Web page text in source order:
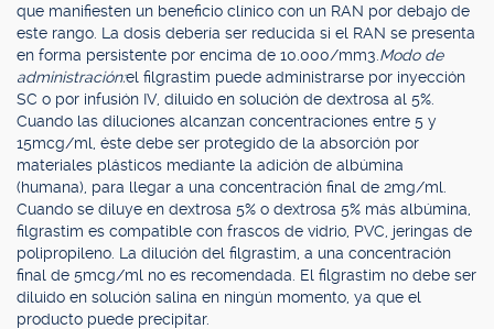
que manifiesten un beneficio clínico con un RAN por debajo de
este rango. La dosis debería ser reducida si el RAN se presenta
en forma persistente por encima de 10.000/mm3. Modo de
administración:el filgrastim puede administrarse por inyección
SC o por infusión IV, diluido en solución de dextrosa al 5%.
Cuando las diluciones alcanzan concentraciones entre 5 y
15mcg/ml, éste debe ser protegido de la absorción por
materiales plásticos mediante la adición de albúmina
(humana), para llegar a una concentración final de 2mg/ml.
Cuando se diluye en dextrosa 5% o dextrosa 5% más albúmina,
filgrastim es compatible con frascos de vidrio, PVC, jeringas de
polipropileno. La dilución del filgrastim, a una concentración
final de 5mcg/ml no es recomendada. El filgrastim no debe ser
diluido en solución salina en ningún momento, ya que el
producto puede precipitar.